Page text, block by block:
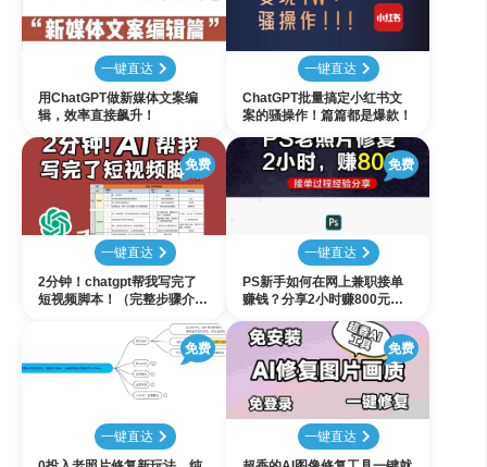
一键直达
用ChatGPT做新媒体文案编
辑，效率直接飙升！
一键直达
ChatGPT批量搞定小红书文
案的骚操作！篇篇都是爆款！
免费
一键直达
2分钟！chatgpt帮我写完了
短视频脚本！（完整步骤介
免费
一键直达
PS新手如何在网上兼职接单
赚钱？分享2小时赚800元的
免费
一键直达
免费
一键直达